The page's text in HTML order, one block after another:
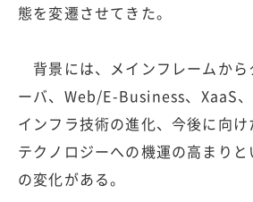
態を変遷させてきた。
背景には、メインフレームから
ーバ、Web/E-Business、XaaS
インフラ技術の進化、今後に向
テクノロジーへの機運の高まり
の変化がある。